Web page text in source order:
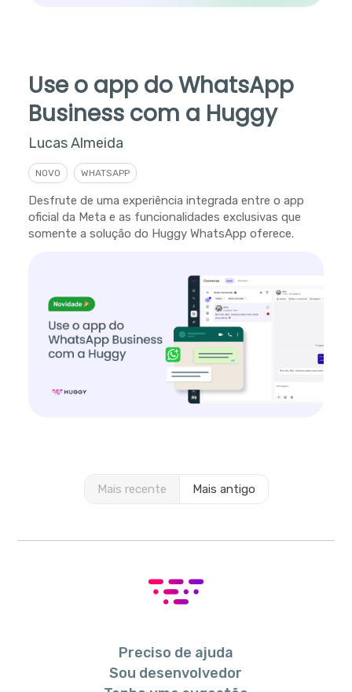
Use o app do WhatsApp
Business com a Huggy
Lucas Almeida
NOVO WHATSAPP
Desfrute de uma experiência integrada entre o app
oficial da Meta e as funcionalidades exclusivas que
somente a solução do Huggy WhatsApp oferece.
Mais recente Mais antigo
Preciso de ajuda
Sou desenvolvedor